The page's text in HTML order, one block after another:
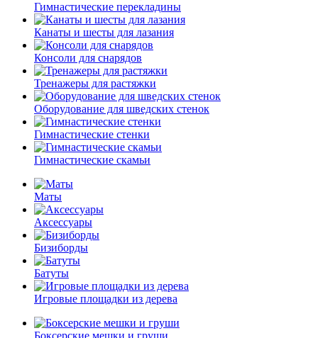
Гимнастические перекладины
Канаты и шесты для лазания
Консоли для снарядов
Тренажеры для растяжки
Оборудование для шведских стенок
Гимнастические стенки
Гимнастические скамьи
Маты
Аксессуары
Бизиборды
Батуты
Игровые площадки из дерева
Боксерские мешки и груши